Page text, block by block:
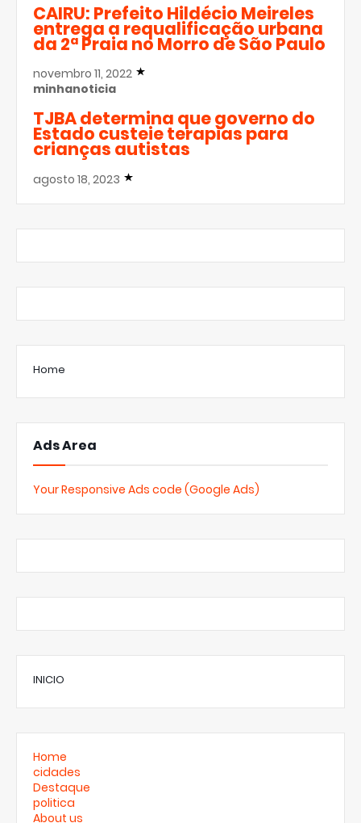
CAIRU: Prefeito Hildécio Meireles
entrega a requalificação urbana
da 2ª Praia no Morro de São Paulo
novembro 11, 2022
minhanoticia
TJBA determina que governo do
Estado custeie terapias para
crianças autistas
agosto 18, 2023
Home
Ads Area
Your Responsive Ads code (Google Ads)
INICIO
Home
cidades
Destaque
politica
About us